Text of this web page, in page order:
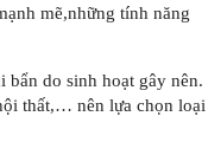
mẽ,những tính năng
do sinh hoạt gây nên.
thất,… nên lựa chọn loại